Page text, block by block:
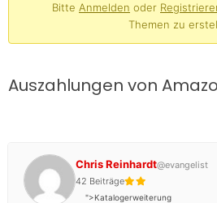
Bitte Anmelden oder
Themen zu
Auszahlungen von
Chris Reinhardt@evangelist
42 Beiträge
">Katalogerweiterung